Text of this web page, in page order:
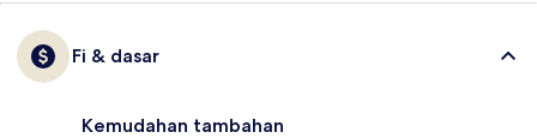
Fi & dasar
Kemudahan tambahan